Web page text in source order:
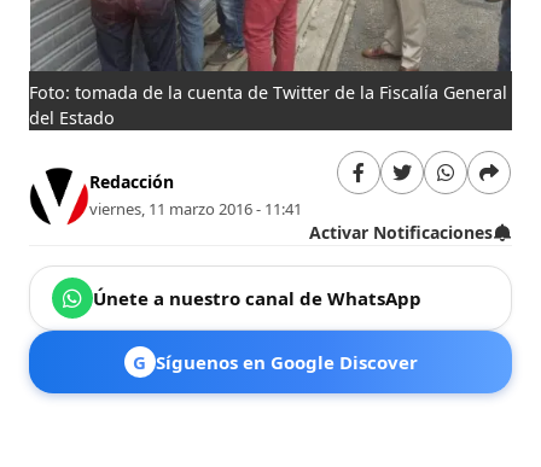
Foto: tomada de la cuenta de Twitter de la Fiscalía General
del Estado
Redacción
viernes, 11 marzo 2016 - 11:41
Activar Notificaciones
Únete a nuestro canal de WhatsApp
G Síguenos en Google Discover